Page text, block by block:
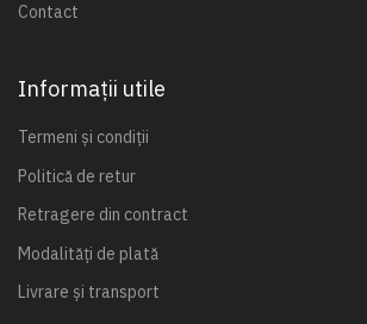
Contact
Informații utile
Termeni și condiții
Politică de retur
Retragere din contract
Modalități de plată
Livrare și transport